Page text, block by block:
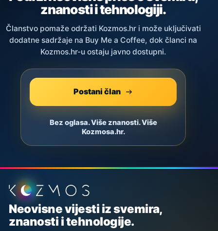
znanosti i tehnologiji.
Članstvo pomaže održati Kozmos.hr i može uključivati
dodatne sadržaje na Buy Me a Coffee, dok članci na
Kozmos.hr-u ostaju javno dostupni.
Postani član
Bez oglasa. Više znanosti. Više
Kozmosa.hr.
Podnožje stranice
Neovisne vijesti iz svemira,
znanosti i tehnologije.